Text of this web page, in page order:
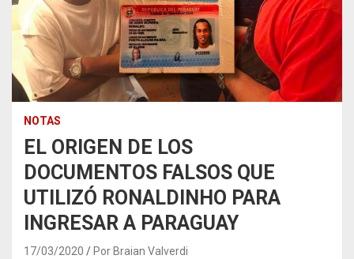
NOTAS
EL ORIGEN DE LOS
DOCUMENTOS FALSOS QUE
UTILIZÓ RONALDINHO PARA
INGRESAR A PARAGUAY
17/03/2020 Por Braian Valverdi